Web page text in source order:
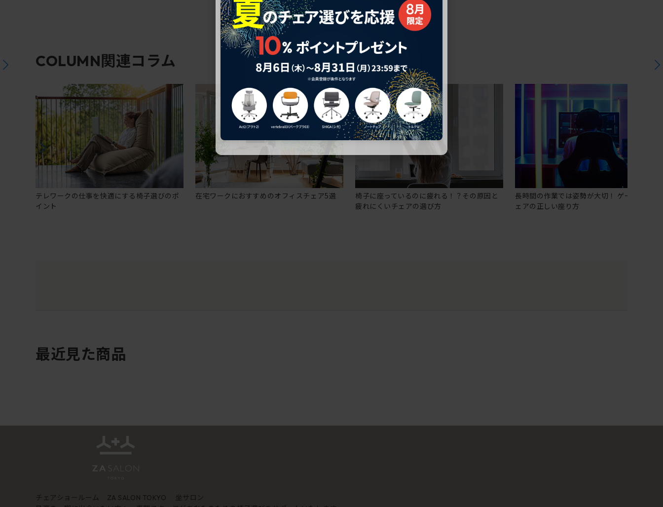
COLUMN関連コラム
テレワークの仕事を快適にする椅子選びのポ
イント
在宅ワークにおすすめのオフィスチェア5選
椅子に座っているのに疲れる！？その原因と
疲れにくいチェアの選び方
長時間の作業では姿勢が大切！ ゲーミングチ
ェアの正しい座り方
最近見た商品
チェアショールーム ZA SALON TOKYO
坐サロン